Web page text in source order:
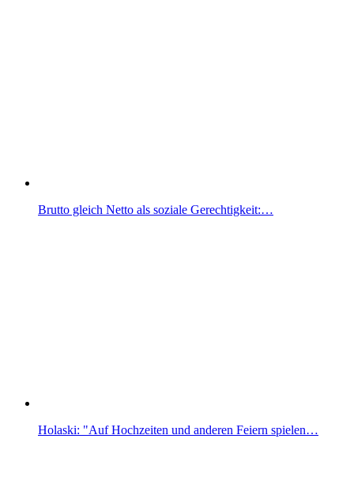
Brutto gleich Netto als soziale Gerechtigkeit:…
Holaski: "Auf Hochzeiten und anderen Feiern spielen…